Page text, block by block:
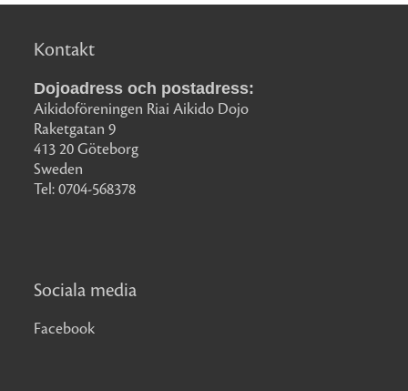
Kontakt
Dojoadress och postadress:
Aikidoföreningen Riai Aikido Dojo
Raketgatan 9
413 20 Göteborg
Sweden
Tel: 0704-568378
Sociala media
Facebook